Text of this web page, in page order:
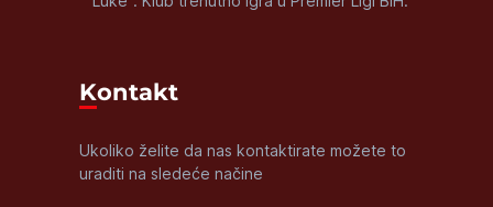
Kontakt
Ukoliko želite da nas kontaktirate možete to
uraditi na sledeće načine